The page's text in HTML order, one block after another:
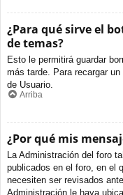
¿Para qué sirve el
de temas?
Esto le permitirá guardar
más tarde. Para recargar
de Usuario.
Arriba
¿Por qué mis
La Administración del foro
publicados en el foro, en el
necesiten ser revisados
Administración le haya